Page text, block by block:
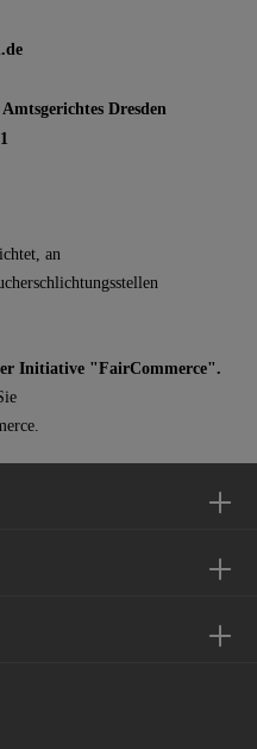
Dresden
an
Initiative "FairCommerce".
.